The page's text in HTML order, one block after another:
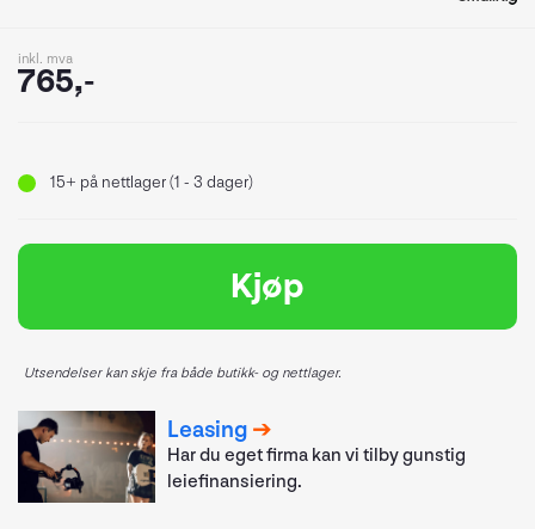
inkl. mva
765,-
15+ på nettlager (1 - 3 dager)
Kjøp
Utsendelser kan skje fra både butikk- og nettlager.
Leasing
Har du eget firma kan vi tilby gunstig
leiefinansiering.